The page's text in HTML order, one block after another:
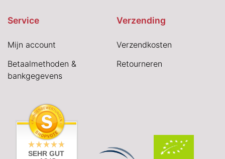
Service
Mijn account
Betaalmethoden &
bankgegevens
Verzending
Verzendkosten
Retourneren
SEHR GUT